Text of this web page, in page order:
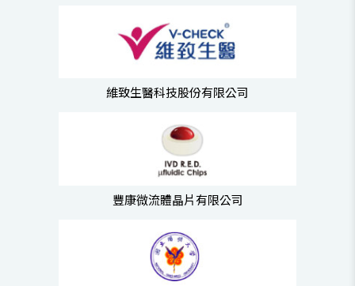
維致生醫科技股份有限公司
豐康微流體晶片有限公司